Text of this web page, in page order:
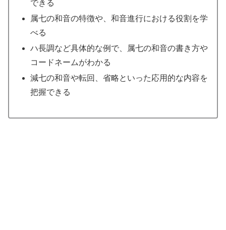
できる
属七の和音の特徴や、和音進行における役割を学
べる
ハ長調など具体的な例で、属七の和音の書き方や
コードネームがわかる
減七の和音や転回、省略といった応用的な内容を
把握できる